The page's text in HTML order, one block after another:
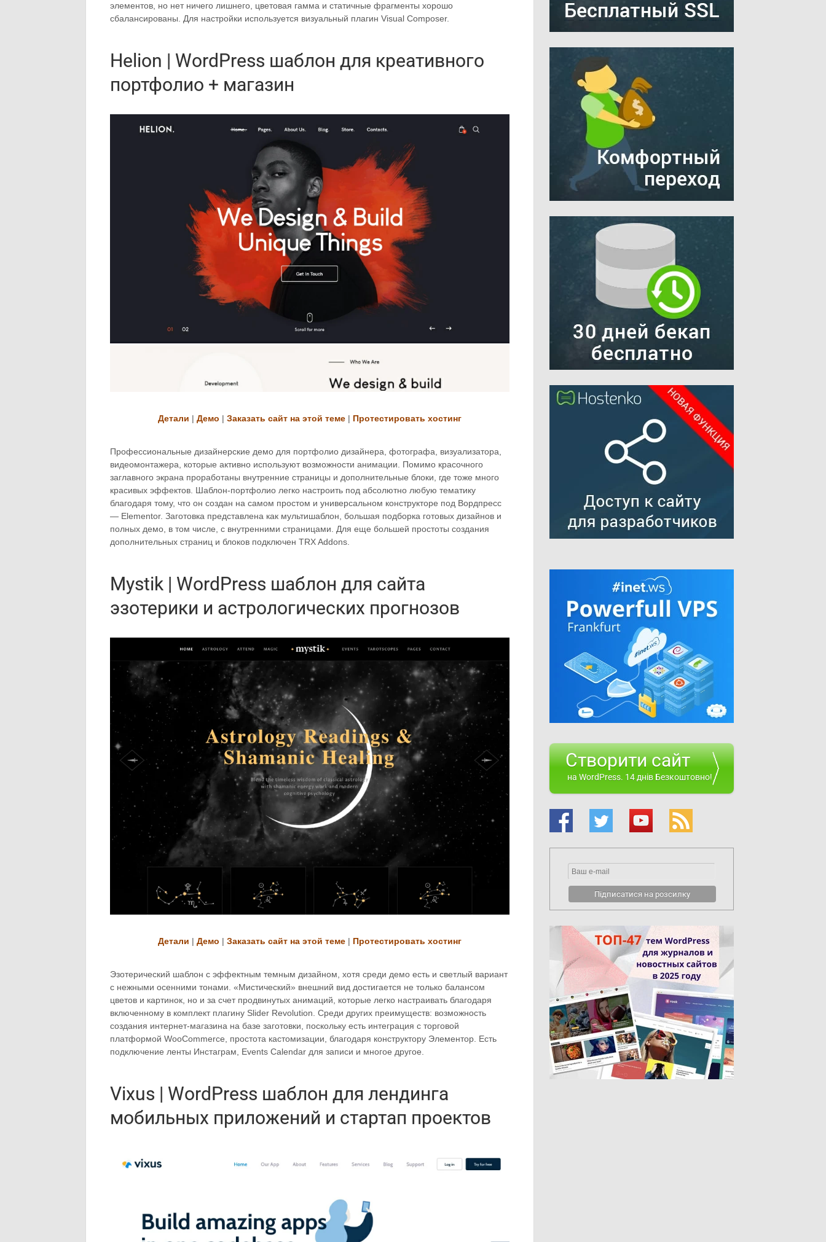
элементов, но нет ничего лишнего, цветовая гамма и статичные фрагменты хорошо
сбалансированы. Для настройки используется визуальный плагин Visual Composer.
Helion | WordPress шаблон для креативного
портфолио + магазин
Детали | Демо | Заказать сайт на этой теме | Протестировать хостинг
Профессиональные дизайнерские демо для портфолио дизайнера, фотографа, визуализатора,
видеомонтажера, которые активно используют возможности анимации. Помимо красочного
заглавного экрана проработаны внутренние страницы и дополнительные блоки, где тоже много
красивых эффектов. Шаблон-портфолио легко настроить под абсолютно любую тематику
благодаря тому, что он создан на самом простом и универсальном конструкторе под Вордпресс
— Elementor. Заготовка представлена как мультишаблон, большая подборка готовых дизайнов и
полных демо, в том числе, с внутренними страницами. Для еще большей простоты создания
дополнительных страниц и блоков подключен TRX Addons.
Mystik | WordPress шаблон для сайта
эзотерики и астрологических прогнозов
Детали | Демо | Заказать сайт на этой теме | Протестировать хостинг
Эзотерический шаблон с эффектным темным дизайном, хотя среди демо есть и светлый вариант
с нежными осенними тонами. «Мистический» внешний вид достигается не только балансом
цветов и картинок, но и за счет продвинутых анимаций, которые легко настраивать благодаря
включенному в комплект плагину Slider Revolution. Среди других преимуществ: возможность
создания интернет-магазина на базе заготовки, поскольку есть интеграция с торговой
платформой WooCommerce, простота кастомизации, благодаря конструктору Элементор. Есть
подключение ленты Инстаграм, Events Calendar для записи и многое другое.
Vixus | WordPress шаблон для лендинга
мобильных приложений и стартап проектов
Створити сайт
на WordPress. 14 днів Безкоштовно!